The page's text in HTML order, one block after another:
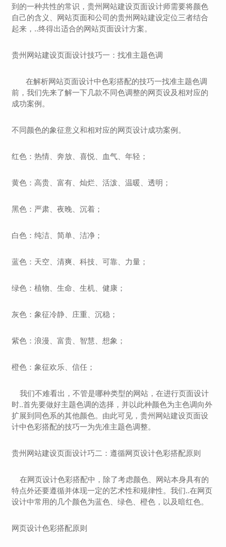
到的一种共性的常识，贵州 网站建设页面设计师需要将颜色
自己的含义、网站页面和公司的贵州 网站建设定位三者结合
起来，..终得出适合的网站页面设计方案。
贵州 网站建设页面设计技巧一：找准主题色调
在解析网站页面设计中色彩搭配的技巧一找准主题色调
前，我们先来了解一下几款不同色调整的网页设及相对应的
成功案例。
不同颜色的象征意义和相对应的网页设计成功案例。
红色：热情、奔放、喜悦、血气、年轻；
黄色：高贵、富有、灿烂、活泼、温暖、透明；
黑色：严肃、夜晚、沉着；
白色：纯洁、简单、洁净；
蓝色：天空、清爽、科技、可靠、力量；
绿色：植物、生命、生机、健康；
灰色：象征冷静、庄重、沉稳；
紫色：浪漫、富贵、智慧、想象；
橙色：象征欢乐、信任；
我们不难看出，不管是哪种类型的网站，在进行页面设计
时..首先要做好主题色调的选择，并以此种颜色为主色调向外
扩展到同色系的其他颜色。由此可见，贵州 网站建设页面设
计中色彩搭配的技巧一为先准主题色调整。
贵州 网站建设页面设计巧二：遵循网页设计色彩搭配原则
在网页设计色彩搭配中，除了考虑颜色、网站本身具有的
特点外还要遵循并体现一定的艺术性和规律性。我们..在网页
设计中常用的几个颜色为蓝色、绿色、橙色，以及暗红色。
网页设计色彩搭配原则